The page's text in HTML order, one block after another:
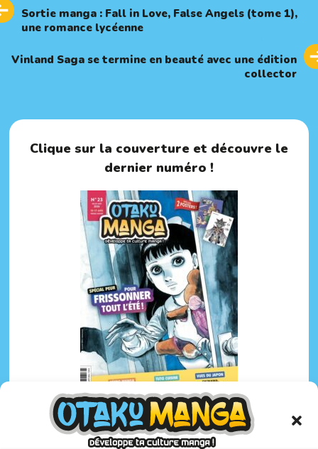
Article
Sortie manga : Fall in Love, False Angels (tome 1),
une romance lycéenne
Article
Vinland Saga se termine en beauté avec une édition
collector
Clique sur la couverture et découvre le
dernier numéro !